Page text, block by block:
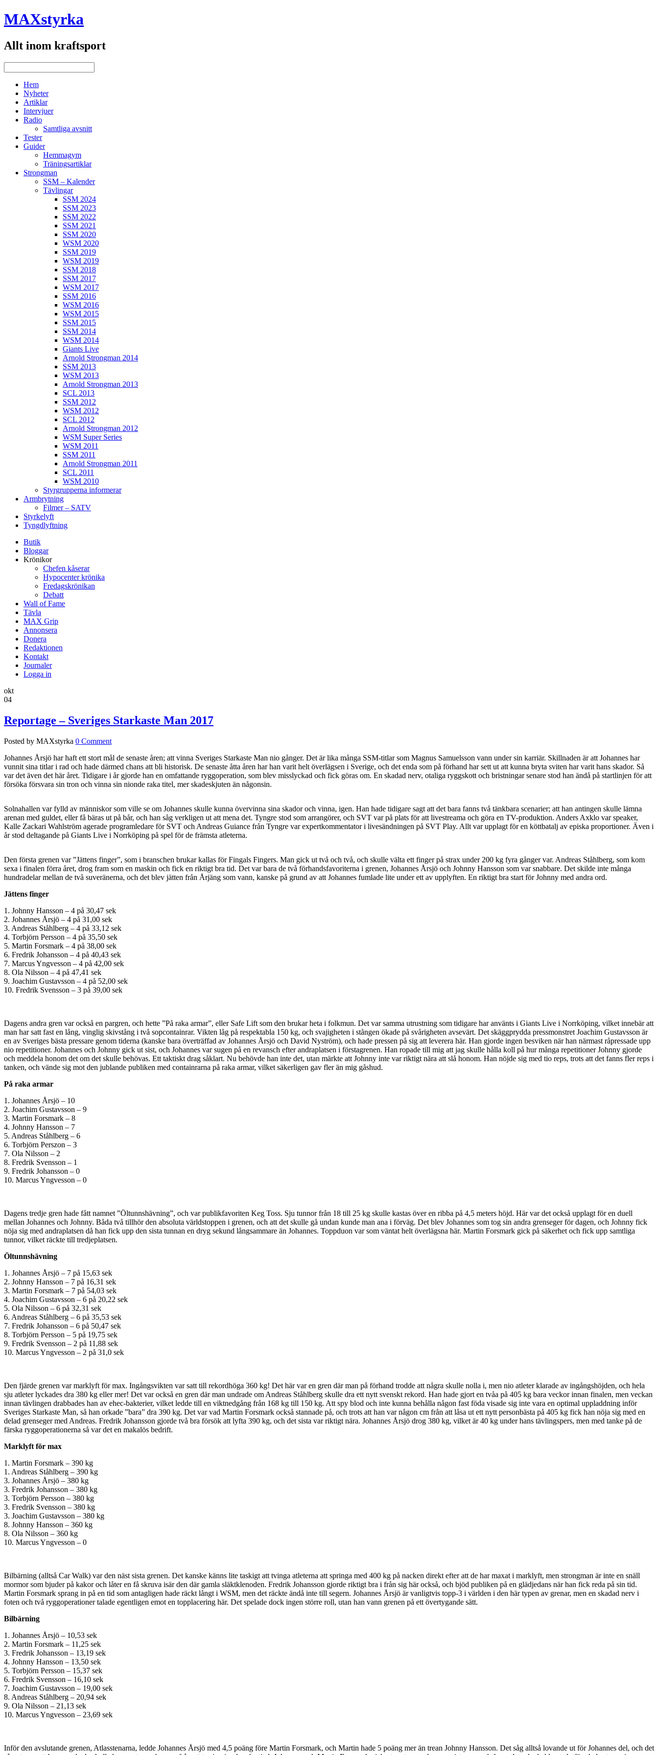
MAXstyrka
Allt inom kraftsport
Hem
Nyheter
Artiklar
Intervjuer
Radio
Samtliga avsnitt
Tester
Guider
Hemmagym
Träningsartiklar
Strongman
SSM – Kalender
Tävlingar
SSM 2024
SSM 2023
SSM 2022
SSM 2021
SSM 2020
WSM 2020
SSM 2019
WSM 2019
SSM 2018
SSM 2017
WSM 2017
SSM 2016
WSM 2016
WSM 2015
SSM 2015
SSM 2014
WSM 2014
Giants Live
Arnold Strongman 2014
SSM 2013
WSM 2013
Arnold Strongman 2013
SCL 2013
SSM 2012
WSM 2012
SCL 2012
Arnold Strongman 2012
WSM Super Series
WSM 2011
SSM 2011
Arnold Strongman 2011
SCL 2011
WSM 2010
Styrgrupperna informerar
Armbrytning
Filmer – SATV
Styrkelyft
Tyngdlyftning
Butik
Bloggar
Krönikor
Chefen kåserar
Hypocenter krönika
Fredagskrönikan
Debatt
Wall of Fame
Tävla
MAX Grip
Annonsera
Donera
Redaktionen
Kontakt
Journaler
Logga in
okt
04
Reportage – Sveriges Starkaste Man 2017
Posted by MAXstyrka 0 Comment
Johannes Årsjö har haft ett stort mål de senaste åren; att vinna Sveriges Starkaste Man nio gånger. Det är lika många SSM-titlar som Magnus Samuelsson vann under sin karriär. Skillnaden är att Johannes har
vunnit sina titlar i rad och hade därmed chans att bli historisk. De senaste åtta åren har han varit helt överlägsen i Sverige, och det enda som på förhand har sett ut att kunna bryta sviten har varit hans skador. Så
var det även det här året. Tidigare i år gjorde han en omfattande ryggoperation, som blev misslyckad och fick göras om. En skadad nerv, otaliga ryggskott och bristningar senare stod han ändå på startlinjen för att
försöka försvara sin tron och vinna sin nionde raka titel, mer skadeskjuten än någonsin.
Solnahallen var fylld av människor som ville se om Johannes skulle kunna övervinna sina skador och vinna, igen. Han hade tidigare sagt att det bara fanns två tänkbara scenarier; att han antingen skulle lämna
arenan med guldet, eller få bäras ut på bår, och han såg verkligen ut att mena det. Tyngre stod som arrangörer, och SVT var på plats för att livestreama och göra en TV-produktion. Anders Axklo var speaker,
Kalle Zackari Wahlström agerade programledare för SVT och Andreas Guiance från Tyngre var expertkommentator i livesändningen på SVT Play. Allt var upplagt för en köttbatalj av episka proportioner. Även i
år stod deltagande på Giants Live i Norrköping på spel för de främsta atleterna.
Den första grenen var ”Jättens finger”, som i branschen brukar kallas för Fingals Fingers. Man gick ut två och två, och skulle välta ett finger på strax under 200 kg fyra gånger var. Andreas Ståhlberg, som kom
sexa i finalen förra året, drog fram som en maskin och fick en riktigt bra tid. Det var bara de två förhandsfavoriterna i grenen, Johannes Årsjö och Johnny Hansson som var snabbare. Det skilde inte många
hundradelar mellan de två suveränerna, och det blev jätten från Årjäng som vann, kanske på grund av att Johannes fumlade lite under ett av upplyften. En riktigt bra start för Johnny med andra ord.
Jättens finger
1. Johnny Hansson – 4 på 30,47 sek
2. Johannes Årsjö – 4 på 31,00 sek
3. Andreas Ståhlberg – 4 på 33,12 sek
4. Torbjörn Persson – 4 på 35,50 sek
5. Martin Forsmark – 4 på 38,00 sek
6. Fredrik Johansson – 4 på 40,43 sek
7. Marcus Yngvesson – 4 på 42,00 sek
8. Ola Nilsson – 4 på 47,41 sek
9. Joachim Gustavsson – 4 på 52,00 sek
10. Fredrik Svensson – 3 på 39,00 sek
Dagens andra gren var också en pargren, och hette ”På raka armar”, eller Safe Lift som den brukar heta i folkmun. Det var samma utrustning som tidigare har använts i Giants Live i Norrköping, vilket innebär att
man har satt fast en lång, vinglig skivstång i två sopcontainrar. Vikten låg på respektabla 150 kg, och svajigheten i stången ökade på svårigheten avsevärt. Det skäggprydda pressmonstret Joachim Gustavsson är
en av Sveriges bästa pressare genom tiderna (kanske bara överträffad av Johannes Årsjö och David Nyström), och hade pressen på sig att leverera här. Han gjorde ingen besviken när han närmast råpressade upp
nio repetitioner. Johannes och Johnny gick ut sist, och Johannes var sugen på en revansch efter andraplatsen i förstagrenen. Han ropade till mig att jag skulle hålla koll på hur många repetitioner Johnny gjorde
och meddela honom det om det skulle behövas. Ett taktiskt drag såklart. Nu behövde han inte det, utan märkte att Johnny inte var riktigt nära att slå honom. Han nöjde sig med tio reps, trots att det fanns fler reps i
tanken, och vände sig mot den jublande publiken med containrarna på raka armar, vilket säkerligen gav fler än mig gåshud.
På raka armar
1. Johannes Årsjö – 10
2. Joachim Gustavsson – 9
3. Martin Forsmark – 8
4. Johnny Hansson – 7
5. Andreas Ståhlberg – 6
6. Torbjörn Perszon – 3
7. Ola Nilsson – 2
8. Fredrik Svensson – 1
9. Fredrik Johansson – 0
10. Marcus Yngvesson – 0
Dagens tredje gren hade fått namnet ”Öltunnshävning”, och var publikfavoriten Keg Toss. Sju tunnor från 18 till 25 kg skulle kastas över en ribba på 4,5 meters höjd. Här var det också upplagt för en duell
mellan Johannes och Johnny. Båda två tillhör den absoluta världstoppen i grenen, och att det skulle gå undan kunde man ana i förväg. Det blev Johannes som tog sin andra grenseger för dagen, och Johnny fick
nöja sig med andraplatsen då han fick upp den sista tunnan en dryg sekund långsammare än Johannes. Toppduon var som väntat helt överlägsna här. Martin Forsmark gick på säkerhet och fick upp samtliga
tunnor, vilket räckte till tredjeplatsen.
Öltunnshävning
1. Johannes Årsjö – 7 på 15,63 sek
2. Johnny Hansson – 7 på 16,31 sek
3. Martin Forsmark – 7 på 54,03 sek
4. Joachim Gustavsson – 6 på 20,22 sek
5. Ola Nilsson – 6 på 32,31 sek
6. Andreas Ståhlberg – 6 på 35,53 sek
7. Fredrik Johansson – 6 på 50,47 sek
8. Torbjörn Persson – 5 på 19,75 sek
9. Fredrik Svensson – 2 på 11,88 sek
10. Marcus Yngvesson – 2 på 31,0 sek
Den fjärde grenen var marklyft för max. Ingångsvikten var satt till rekordhöga 360 kg! Det här var en gren där man på förhand trodde att några skulle nolla i, men nio atleter klarade av ingångshöjden, och hela
sju atleter lyckades dra 380 kg eller mer! Det var också en gren där man undrade om Andreas Ståhlberg skulle dra ett nytt svenskt rekord. Han hade gjort en tvåa på 405 kg bara veckor innan finalen, men veckan
innan tävlingen drabbades han av ehec-bakterier, vilket ledde till en viktnedgång från 168 kg till 150 kg. Att spy blod och inte kunna behålla någon fast föda visade sig inte vara en optimal uppladdning inför
Sveriges Starkaste Man, så han orkade ”bara” dra 390 kg. Det var vad Martin Forsmark också stannade på, och trots att han var någon cm från att låsa ut ett nytt personbästa på 405 kg fick han nöja sig med en
delad grenseger med Andreas. Fredrik Johansson gjorde två bra försök att lyfta 390 kg, och det sista var riktigt nära. Johannes Årsjö drog 380 kg, vilket är 40 kg under hans tävlingspers, men med tanke på de
färska ryggoperationerna så var det en makalös bedrift.
Marklyft för max
1. Martin Forsmark – 390 kg
1. Andreas Ståhlberg – 390 kg
3. Johannes Årsjö – 380 kg
3. Fredrik Johansson – 380 kg
3. Torbjörn Persson – 380 kg
3. Fredrik Svensson – 380 kg
3. Joachim Gustavsson – 380 kg
8. Johnny Hansson – 360 kg
8. Ola Nilsson – 360 kg
10. Marcus Yngvesson – 0
Bilbärning (alltså Car Walk) var den näst sista grenen. Det kanske känns lite taskigt att tvinga atleterna att springa med 400 kg på nacken direkt efter att de har maxat i marklyft, men strongman är inte en snäll
mormor som bjuder på kakor och låter en få skruva isär den där gamla släktklenoden. Fredrik Johansson gjorde riktigt bra i från sig här också, och bjöd publiken på en glädjedans när han fick reda på sin tid.
Martin Forsmark sprang in på en tid som antagligen hade räckt långt i WSM, men det räckte ändå inte till segern. Johannes Årsjö är vanligtvis topp-3 i världen i den här typen av grenar, men en skadad nerv i
foten och två ryggoperationer talade egentligen emot en topplacering här. Det spelade dock ingen större roll, utan han vann grenen på ett övertygande sätt.
Bilbärning
1. Johannes Årsjö – 10,53 sek
2. Martin Forsmark – 11,25 sek
3. Fredrik Johansson – 13,19 sek
4. Johnny Hansson – 13,50 sek
5. Torbjörn Persson – 15,37 sek
6. Fredrik Svensson – 16,10 sek
7. Joachim Gustavsson – 19,00 sek
8. Andreas Ståhlberg – 20,94 sek
9. Ola Nilsson – 21,13 sek
10. Marcus Yngvesson – 23,69 sek
Inför den avslutande grenen, Atlasstenarna, ledde Johannes Årsjö med 4,5 poäng före Martin Forsmark, och Martin hade 5 poäng mer än trean Johnny Hansson. Det såg alltså lovande ut för Johannes del, och det